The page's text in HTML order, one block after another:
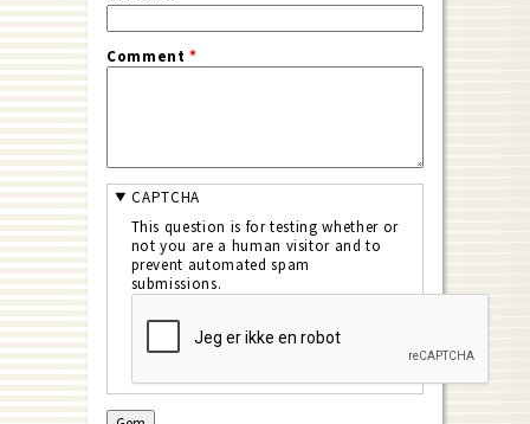
Comment*
CAPTCHA
This question is for testing whether or
not you are a human visitor and to
prevent automated spam
submissions.